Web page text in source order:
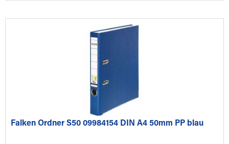
Falken Ordner S50 09984154 DIN A4 50mm PP blau